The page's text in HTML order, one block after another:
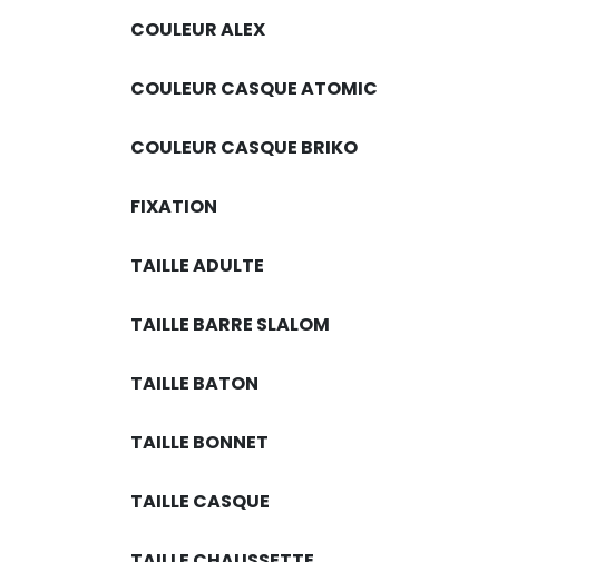
FLOC DE NEU
HELLY HANSEN (50)
IRON-IC (12)
KERMA
LANGE (20)
LEKI (82)
LOOK (2)
ONE/WAY
REUSCH
COULEUR ALEX
COULEUR CASQUE ATOMIC
COULEUR CASQUE BRIKO
FIXATION
TAILLE ADULTE
TAILLE BARRE SLALOM
TAILLE BATON
TAILLE BONNET
TAILLE CASQUE